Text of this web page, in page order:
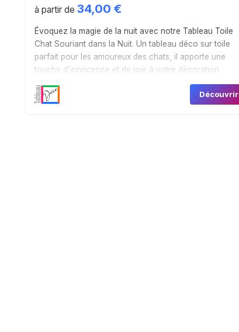
à partir de 34,00 €
Évoquez la magie de la nuit avec notre Tableau Toile
Chat Souriant dans la Nuit. Un tableau déco sur toile
parfait pour les amoureux des chats, il apporte une
touche d’innocence et de joie à votre décoration
Découvrir